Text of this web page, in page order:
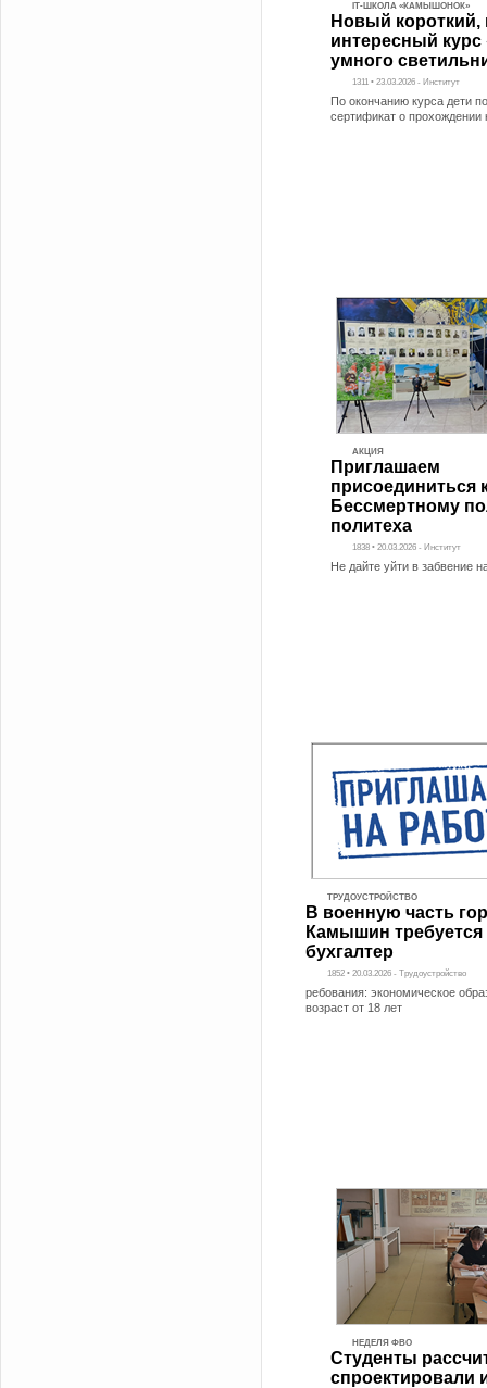
IT-ШКОЛА «КАМЫШОНОК»
Новый короткий,
интересный
умного
1311 • 23.03.2026 - Институт
По окончанию курса дети
сертификат о прохождении
АКЦИЯ
Приглашаем
присоединиться
Бессмертному
политеха
1838 • 20.03.2026 - Институт
Не дайте уйти в забвение
ТРУДОУСТРОЙСТВО
В военную часть
Камышин требуется
бухгалтер
1852 • 20.03.2026 - Трудоустройство
ребования: экономическое
возраст от 18 лет
НЕДЕЛЯ ФВО
Студенты
спроектировали